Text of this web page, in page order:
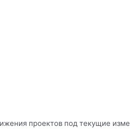
проектов под текущие